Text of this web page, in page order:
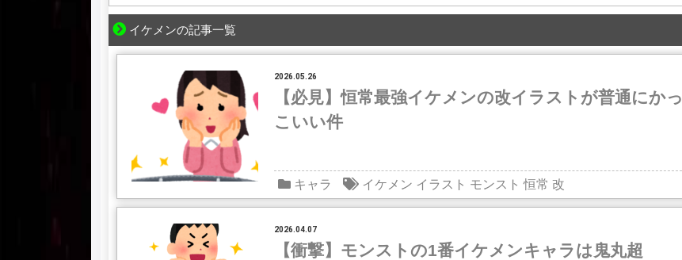
Powered by livedoor 相互RSS
イケメンの記事一覧
2026.05.26
【必見】恒常最強イケメンの改イラストが普通にかっ
こいい件
キャラ イケメン イラスト モンスト 恒常 改
2026.04.07
【衝撃】モンストの1番イケメンキャラは鬼丸超